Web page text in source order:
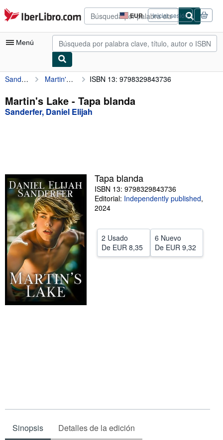
Pasar al contenido principal
IberLibro.com EUR
Preferencias
de
compra
del
Iniciar sesión
Menú
Mi cuenta
Consultar mis pedidos
Búsqueda avanzada
Vendedores
Comenzar a vender
Ayuda
CERRAR
Sanderfer, Daniel Elijah Martin's Lake ISBN 13: 9798329843736
Martin's Lake - Tapa blanda
Sanderfer, Daniel Elijah
Tapa blanda
ISBN 13: 9798329843736
Editorial: Independently published,
2024
2 Usado
De EUR 8,35
6 Nuevo
De EUR 9,32
Sinopsis Detalles de la edición